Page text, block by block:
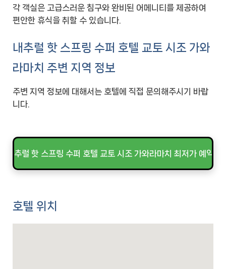
각 객실은 고급스러운 침구와 완비된 어메니티를 제공하여
편안한 휴식을 취할 수 있습니다.
내추럴 핫 스프링 수퍼 호텔 교토 시조 가와
라마치 주변 지역 정보
주변 지역 정보에 대해서는 호텔에 직접 문의해주시기 바랍
니다.
내추럴 핫 스프링 수퍼 호텔 교토 시조 가와라마치 최저가 예약하
호텔 위치